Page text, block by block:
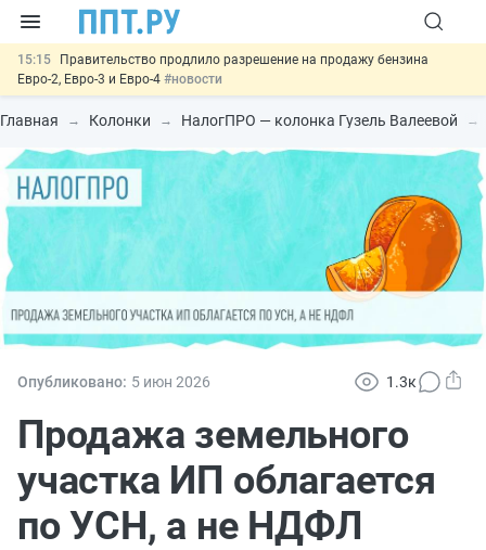
15:15
Правительство продлило разрешение на продажу бензина
Евро-2, Евро-3 и Евро-4 #новости
14:21 На оплату эвакуации автомобиля предложили давать скидку
#новости
банковской гарантией
#новости
12:17
Защита от сталкинга: доработанный законопроект направлен в
Правительство#новости
15:51
МВД запускает автоматическое аннулирование патента
иностранцев за неуплату НДФЛ
#новости
Главная Колонки НалогПРО — колонка Гузель Валеевой
Опубликовано: 5 июн 2026 1.3к
Продажа земельного
участка ИП облагается
по УСН, а не НДФЛ